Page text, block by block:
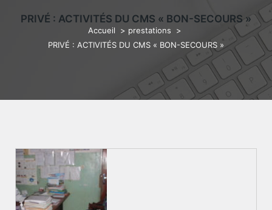
PRIVÉ : ACTIVITÉS DU CMS « BON-SECOURS »
Accueil > prestations >
PRIVÉ : ACTIVITÉS DU CMS « BON-SECOURS »